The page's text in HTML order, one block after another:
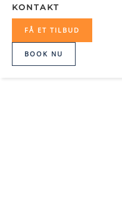
KONTAKT
FÅ ET TILBUD
BOOK NU